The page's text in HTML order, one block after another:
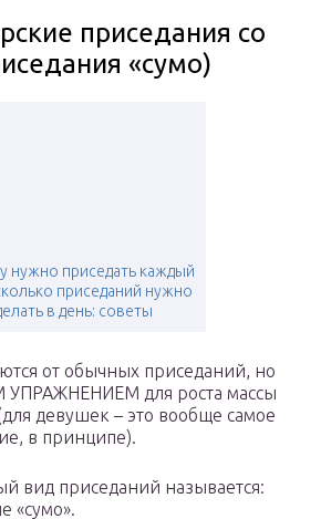
приседания со
«сумо)
нужно приседать каждый
приседаний нужно
в день: советы
от обычных приседаний, но
для роста массы
девушек – это вообще самое
в принципе).
вид приседаний называется:
«сумо».